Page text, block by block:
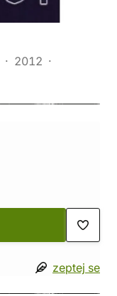
2012
zeptej se